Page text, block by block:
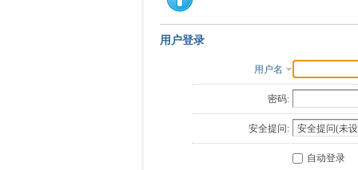
用户登录
用户名
密码:
安全提问:
自动登录